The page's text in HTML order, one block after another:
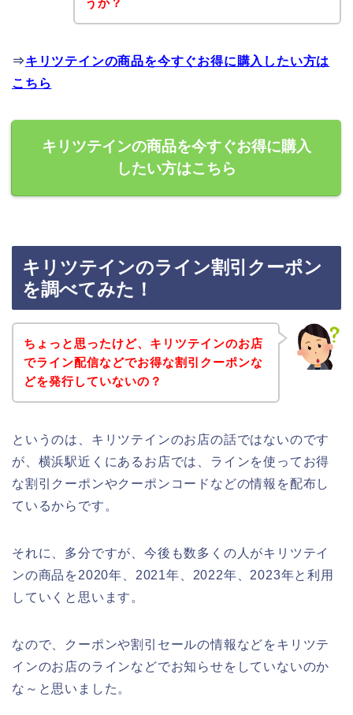
うか？
⇒キリツテインの商品を今すぐお得に購入したい方は
こちら
キリツテインの商品を今すぐお得に購入
したい方はこちら
キリツテインのライン割引クーポン
を調べてみた！
ちょっと思ったけど、キリツテインのお店
でライン配信などでお得な割引クーポンな
どを発行していないの？
というのは、キリツテインのお店の話ではないのです
が、横浜駅近くにあるお店では、ラインを使ってお得
な割引クーポンやクーポンコードなどの情報を配布し
ているからです。
それに、多分ですが、今後も数多くの人がキリツテイ
ンの商品を2020年、2021年、2022年、2023年と利用
していくと思います。
なので、クーポンや割引セールの情報などをキリツテ
インのお店のラインなどでお知らせをしていないのか
な～と思いました。